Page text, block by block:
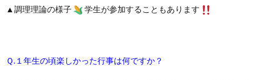
▲調理理論の様子 学生が参加することもあります
Ｑ.１年生の頃楽しかった行事は何ですか？